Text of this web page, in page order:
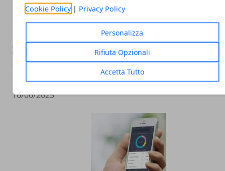
Cookie Policy| Privacy Policy
Personalizza
Rifiuta Opzionali
Accetta Tutto
Intelligenza Artificiale e lavoro: perché le
automazioni stanno cambiando il modo in
lavoriamo
16/06/2025